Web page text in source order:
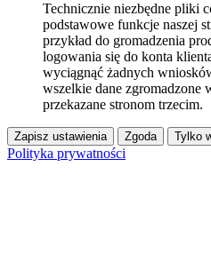
Technicznie niezbędne pliki
podstawowe funkcje naszej
przykład do gromadzenia
logowania się do konta
wyciągnąć żadnych
wszelkie dane zgromadzone
przekazane stronom trzecim.
Zapisz ustawienia Zgoda Tylko
Polityka prywatności